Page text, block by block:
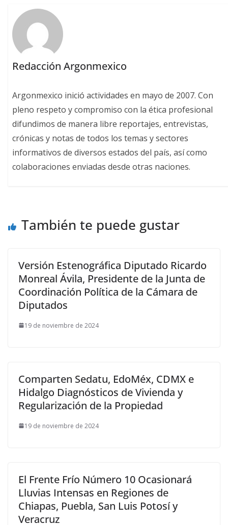
Redacción Argonmexico
Argonmexico inició actividades en mayo de 2007. Con
pleno respeto y compromiso con la ética profesional
difundimos de manera libre reportajes, entrevistas,
crónicas y notas de todos los temas y sectores
informativos de diversos estados del país, así como
colaboraciones enviadas desde otras naciones.
También te puede gustar
Versión Estenográfica Diputado Ricardo
Monreal Ávila, Presidente de la Junta de
Coordinación Política de la Cámara de
Diputados
19 de noviembre de 2024
Comparten Sedatu, EdoMéx, CDMX e
Hidalgo Diagnósticos de Vivienda y
Regularización de la Propiedad
19 de noviembre de 2024
El Frente Frío Número 10 Ocasionará
Lluvias Intensas en Regiones de
Chiapas, Puebla, San Luis Potosí y
Veracruz